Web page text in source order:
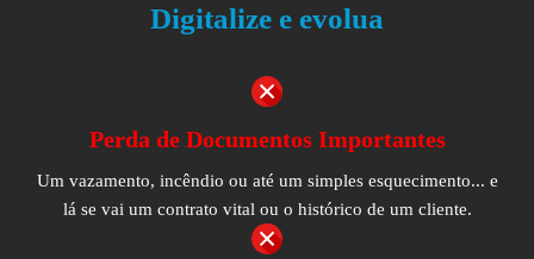
Digitalize e evolua
Perda de Documentos Importantes
Um vazamento, incêndio ou até um simples esquecimento... e
lá se vai um contrato vital ou o histórico de um cliente.